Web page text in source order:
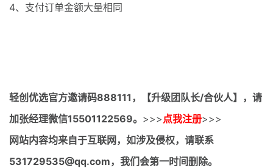
4、支付订单金额大量相同
轻创优选官方邀请码888111，【升级团队长/合伙人】，请
加张经理微信15501122569。 >>> 点我注册>>>
网站内容均来自于互联网，如涉及侵权，请联系
531729535@qq.com，我们会第一时间删除。